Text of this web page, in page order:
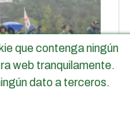
que contenga ningún
web tranquilamente.
dato a terceros.